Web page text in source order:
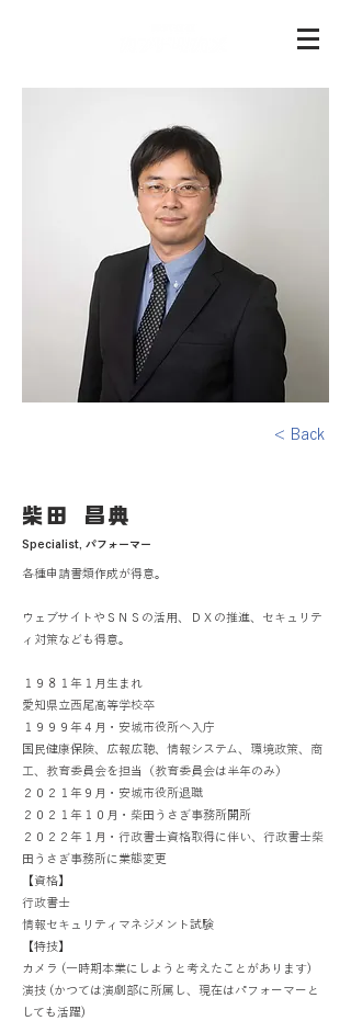
< Back
柴田 昌典
Specialist, パフォーマー
各種申請書類作成が得意。
ウェブサイトやＳＮＳの活用、ＤＸの推進、セキュリテ
ィ対策なども得意。
１９８１年１月生まれ
愛知県立西尾高等学校卒
１９９９年４月・安城市役所へ入庁
国民健康保険、広報広聴、情報システム、環境政策、商
工、教育委員会を担当（教育委員会は半年のみ）
２０２１年９月・安城市役所退職
２０２１年１０月・柴田うさぎ事務所開所
２０２２年１月・行政書士資格取得に伴い、行政書士柴
田うさぎ事務所に業態変更
【資格】
行政書士
情報セキュリティマネジメント試験
【特技】
カメラ (一時期本業にしようと考えたことがあります)
演技 (かつては演劇部に所属し、現在はパフォーマーと
しても活躍)